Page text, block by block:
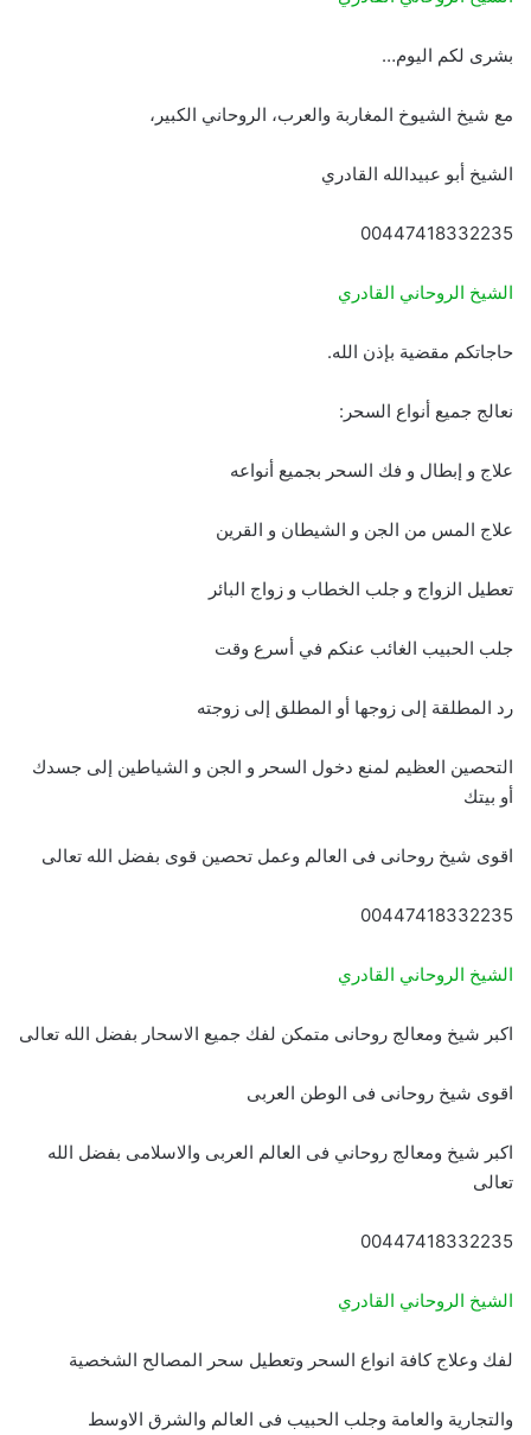
بشرى لكم اليوم…
مع شيخ الشيوخ المغاربة والعرب، الروحاني الكبير،
الشيخ أبو عبيدالله القادري
00447418332235
الشيخ الروحاني القادري
حاجاتكم مقضية بإذن الله.
نعالج جميع أنواع السحر:
علاج و إبطال و فك السحر بجميع أنواعه
علاج المس من الجن و الشيطان و القرين
تعطيل الزواج و جلب الخطاب و زواج البائر
جلب الحبيب الغائب عنكم في أسرع وقت
رد المطلقة إلى زوجها أو المطلق إلى زوجته
التحصين العظيم لمنع دخول السحر و الجن و الشياطين إلى جسدك
أو بيتك
اقوى شيخ روحانى فى العالم وعمل تحصين قوى بفضل الله تعالى
00447418332235
الشيخ الروحاني القادري
اكبر شيخ ومعالج روحانى متمكن لفك جميع الاسحار بفضل الله تعالى
اقوى شيخ روحانى فى الوطن العربى
اكبر شيخ ومعالج روحاني فى العالم العربى والاسلامى بفضل الله
تعالى
00447418332235
الشيخ الروحاني القادري
لفك وعلاج كافة انواع السحر وتعطيل سحر المصالح الشخصية
والتجارية والعامة وجلب الحبيب فى العالم والشرق الاوسط